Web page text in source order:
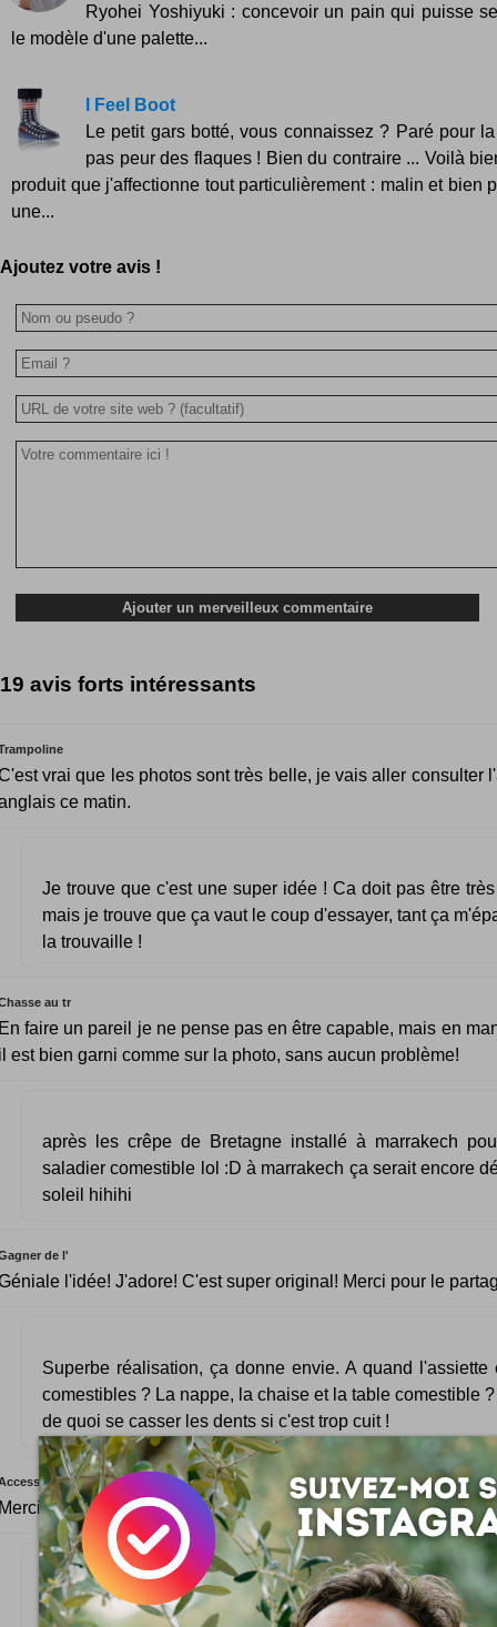
Ryohei Yoshiyuki : concevoir un pain qui puisse
le modèle d'une palette...
I Feel Boot
Le petit gars botté, vous connaissez ? Paré pour
pas peur des flaques ! Bien du contraire ... Voilà
produit que j'affectionne tout particulièrement : malin et bien
une...
Ajoutez votre avis !
19 avis forts intéressants
vrai que les photos sont très belle, je vais aller consulter
ce matin.
Je trouve que c'est une super idée ! Ca doit pas être
mais je trouve que ça vaut le coup d'essayer, tant ça
la trouvaille !
au tr
faire un pareil je ne pense pas en être capable, mais en
est bien garni comme sur la photo, sans aucun problème!
après les crêpe de Bretagne installé à marrakech
saladier comestible lol :D à marrakech ça serait encore
soleil hihihi
de l'
l'idée! J'adore! C'est super original! Merci pour le
Superbe réalisation, ça donne envie. A quand l'assiette
comestibles ? La nappe, la chaise et la table comestible ?
de quoi se casser les dents si c'est trop cuit !
pour cette article c'est géniale en plus les photos sont
Voilà une belle idée, bien originale et c'est vrai que
convives ça le fait. Par contre faut faire une pâte